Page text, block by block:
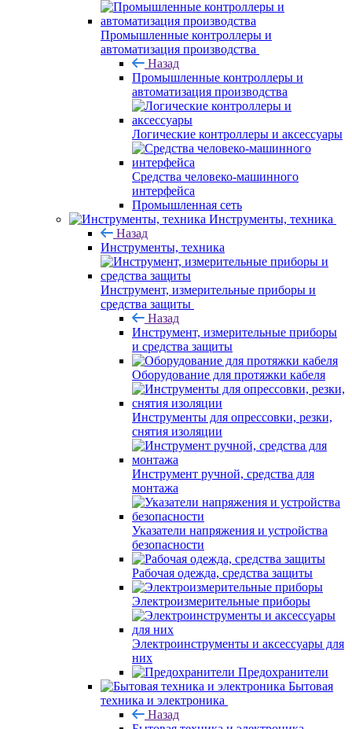
Промышленные контроллеры и
автоматизация производства
Назад
Промышленные контроллеры и
автоматизация производства
Логические контроллеры и аксессуары
Средства человеко-машинного
интерфейса
Промышленная сеть
Инструменты, техника
Назад
Инструменты, техника
Инструмент, измерительные приборы и
средства защиты
Назад
Инструмент, измерительные приборы
и средства защиты
Оборудование для протяжки кабеля
Инструменты для опрессовки, резки,
снятия изоляции
Инструмент ручной, средства для
монтажа
Указатели напряжения и устройства
безопасности
Рабочая одежда, средства защиты
Электроизмерительные приборы
Электроинструменты и аксессуары для
них
Предохранители
Бытовая
техника и электроника
Назад